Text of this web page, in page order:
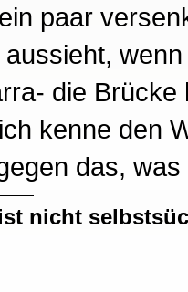
paar
die
kenne den
das,
nicht